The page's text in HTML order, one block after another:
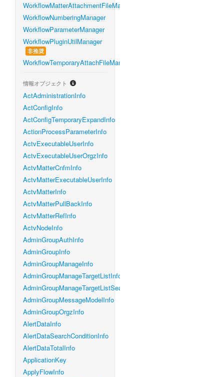
WorkflowMatterAttachmentFileManager
WorkflowNumberingManager
WorkflowParameterManager
WorkflowPluginUtilManager
非推奨
WorkflowTemporaryAttachFileManager
情報オブジェクト
ActAdministrationInfo
ActConfigInfo
ActConfigTemporaryExpandInfo
ActionProcessParameterInfo
ActvExecutableUserInfo
ActvExecutableUserOrgzInfo
ActvMatterCnfmInfo
ActvMatterExecutableUserInfo
ActvMatterInfo
ActvMatterPullBackInfo
ActvMatterRefInfo
ActvNodeInfo
AdminGroupAuthInfo
AdminGroupInfo
AdminGroupManageInfo
AdminGroupManageTargetListInfo
AdminGroupManageTargetListSearchConditionInfo
AdminGroupMessageModelInfo
AdminGroupOrgzInfo
AlertDataInfo
AlertDataSearchConditionInfo
AlertDataTotalInfo
ApplicationKey
ApplyFlowInfo